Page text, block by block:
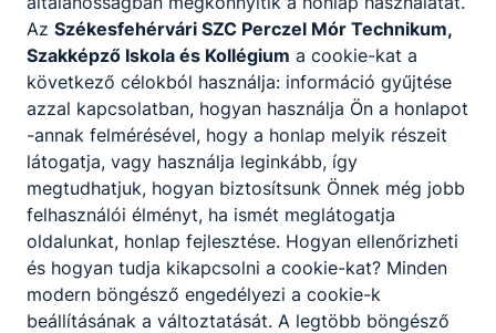
ISKOLASPECIFIKUS INFORMÁCIÓK A KÉPZÉSHEZ
Tagozatkód
703
Ágazat
gépészet
Tervezett szakmai
kimenet
Gépi és CNC
forgácsoló 4
0715 10 07
Osztály
1
Felvehető tanulók
száma
20
Az Székesfehérvári SZC Perczel Mór Technikum,
Szakképző Iskola és Kollégium a cookie-kat a
következő célokból használja: információ gyűjtése
azzal kapcsolatban, hogyan használja Ön a honlapot
-annak felmérésével, hogy a honlap melyik részeit
látogatja, vagy használja leginkább, így
megtudhatjuk, hogyan biztosítsunk Önnek még jobb
felhasználói élményt, ha ismét meglátogatja
oldalunkat, honlap fejlesztése. Hogyan ellenőrizheti
és hogyan tudja kikapcsolni a cookie-kat? Minden
modern böngésző engedélyezi a cookie-k
beállításának a változtatását. A legtöbb böngésző